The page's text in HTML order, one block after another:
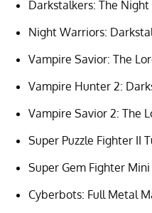
Darkstalkers: The
Night Warriors:
Vampire Savior: The
Vampire Hunter 2:
Vampire Savior 2: The
Super Puzzle Fighter II
Super Gem Fighter
Cyberbots: Full Metal